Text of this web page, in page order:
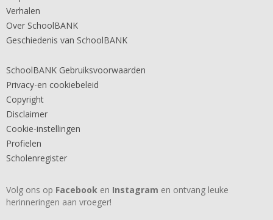
Verhalen
Over SchoolBANK
Geschiedenis van SchoolBANK
SchoolBANK Gebruiksvoorwaarden
Privacy-en cookiebeleid
Copyright
Disclaimer
Cookie-instellingen
Profielen
Scholenregister
Volg ons op Facebook en Instagram en ontvang leuke
herinneringen aan vroeger!